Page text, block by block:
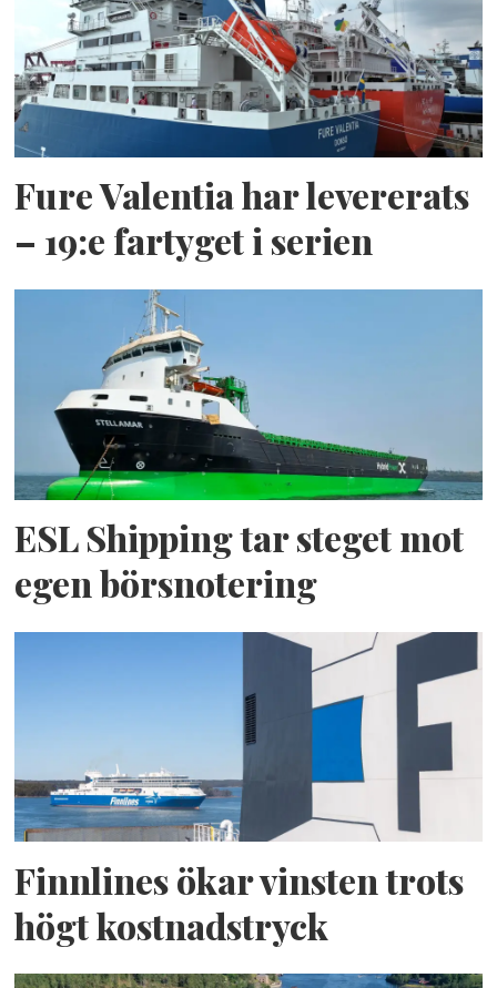
Fure Valentia har levererats
– 19:e fartyget i serien
ESL Shipping tar steget mot
egen börsnotering
Finnlines ökar vinsten trots
högt kostnadstryck